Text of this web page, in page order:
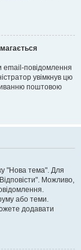
email-повідомлення
увімкнув цю
поштовою
"Нова тема". Для
Можливо,
або теми.
додавати